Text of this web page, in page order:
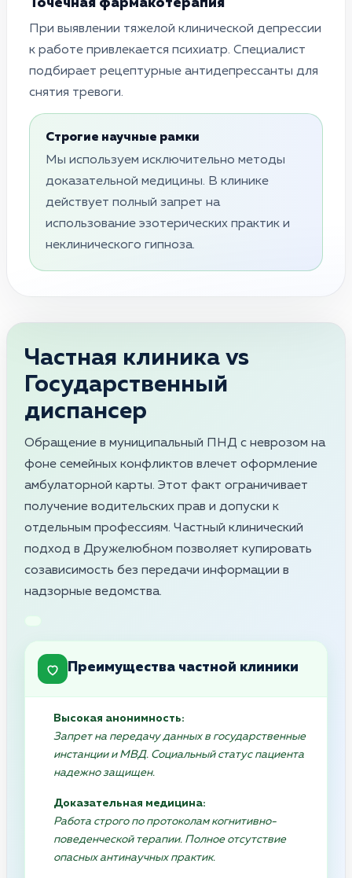
Точечная фармакотерапия
При выявлении тяжелой клинической депрессии
к работе привлекается психиатр. Специалист
подбирает рецептурные антидепрессанты для
снятия тревоги.
Строгие научные рамки
Мы используем исключительно методы
доказательной медицины. В клинике
действует полный запрет на
использование эзотерических практик и
неклинического гипноза.
Частная клиника vs
Государственный
диспансер
Обращение в муниципальный ПНД с неврозом на
фоне семейных конфликтов влечет оформление
амбулаторной карты. Этот факт ограничивает
получение водительских прав и допуски к
отдельным профессиям. Частный клинический
подход в Дружелюбном позволяет купировать
созависимость без передачи информации в
надзорные ведомства.
Преимущества частной клиники
Высокая анонимность:
Запрет на передачу данных в государственные
инстанции и МВД. Социальный статус пациента
надежно защищен.
Доказательная медицина:
Работа строго по протоколам когнитивно-
поведенческой терапии. Полное отсутствие
опасных антинаучных практик.